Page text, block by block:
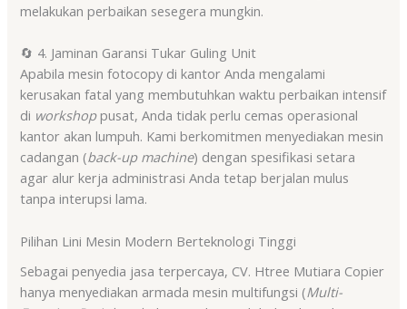
melakukan perbaikan sesegera mungkin.
🔄 4. Jaminan Garansi Tukar Guling Unit
Apabila mesin fotocopy di kantor Anda mengalami
kerusakan fatal yang membutuhkan waktu perbaikan intensif
di workshoppusat, Anda tidak perlu cemas operasional
kantor akan lumpuh. Kami berkomitmen menyediakan mesin
cadangan (back-up machine) dengan spesifikasi setara
agar alur kerja administrasi Anda tetap berjalan mulus
tanpa interupsi lama.
Pilihan Lini Mesin Modern Berteknologi Tinggi
Sebagai penyedia jasa terpercaya, CV. Htree Mutiara Copier
hanya menyediakan armada mesin multifungsi (Multi-